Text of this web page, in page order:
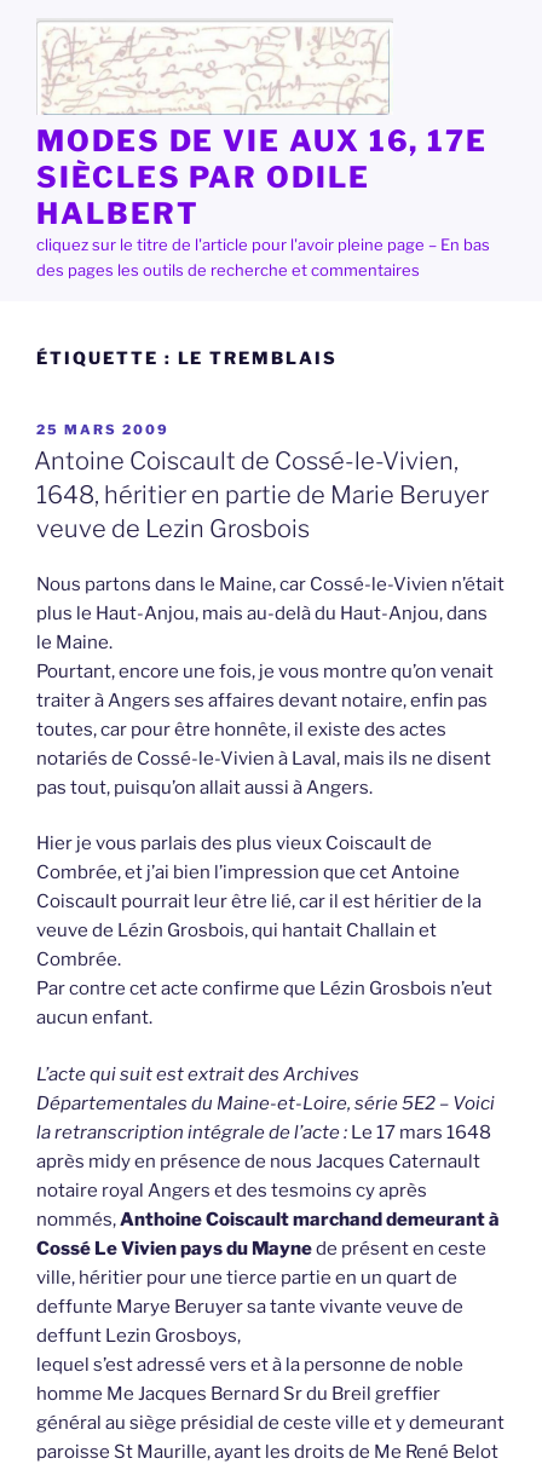
contenu
principal
MODES DE VIE AUX 16, 17E
SIÈCLES PAR ODILE
HALBERT
cliquez sur le titre de l'article pour l'avoir pleine page – En bas
des pages les outils de recherche et commentaires
ÉTIQUETTE : LE TREMBLAIS
PUBLIÉ
LE
25 MARS 2009
Antoine Coiscault de Cossé-le-Vivien,
1648, héritier en partie de Marie Beruyer
veuve de Lezin Grosbois
Nous partons dans le Maine, car Cossé-le-Vivien n’était
plus le Haut-Anjou, mais au-delà du Haut-Anjou, dans
le Maine.
Pourtant, encore une fois, je vous montre qu’on venait
traiter à Angers ses affaires devant notaire, enfin pas
toutes, car pour être honnête, il existe des actes
notariés de Cossé-le-Vivien à Laval, mais ils ne disent
pas tout, puisqu’on allait aussi à Angers.
Hier je vous parlais des plus vieux Coiscault de
Combrée, et j’ai bien l’impression que cet Antoine
Coiscault pourrait leur être lié, car il est héritier de la
veuve de Lézin Grosbois, qui hantait Challain et
Combrée.
Par contre cet acte confirme que Lézin Grosbois n’eut
aucun enfant.
L’acte qui suit est extrait des Archives
Départementales du Maine-et-Loire, série 5E2 – Voici
la retranscription intégrale de l’acte : Le 17 mars 1648
après midy en présence de nous Jacques Caternault
notaire royal Angers et des tesmoins cy après
nommés,Anthoine Coiscault marchand demeurant à
Cossé Le Vivien pays du Maynede présent en ceste
ville, héritier pour une tierce partie en un quart de
deffunte Marye Beruyer sa tante vivante veuve de
deffunt Lezin Grosboys,
lequel s’est adressé vers et à la personne de noble
homme Me Jacques Bernard Sr du Breil greffier
général au siège présidial de ceste ville et y demeurant
paroisse St Maurille, ayant les droits de Me René Belot